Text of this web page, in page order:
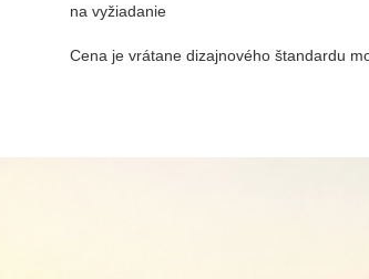
na vyžiadanie
Cena je vrátane dizajnového štandardu